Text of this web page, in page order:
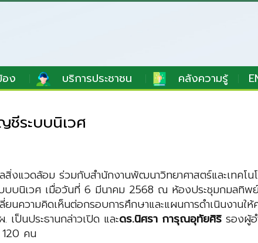
อง บริการประชาชน คลังความรู้
ระบบนิเวศ
งแวดล้อม ร่วมกับสำนักงานพัฒนาวิทยาศาสตร์และเทคโ
บนิเวศ เมื่อวันที่ 6 มีนาคม 2568 ณ ห้องประชุมกมลทิพ
ความคิดเห็นต่อกรอบการศึกษาและแผนการดำเนินงานให้
ป็นประธานกล่าวเปิด และดร.นิศรา การุณอุทัยศิริ รองผู้
120 คน